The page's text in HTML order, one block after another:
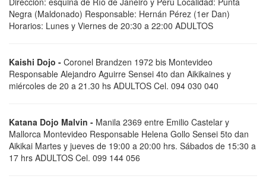
Negra (Maldonado) Responsable: Hernán Pérez (1er Dan)
Horarios: Lunes y Viernes de 20:30 a 22:00 ADULTOS
Kaishi Dojo - Coronel Brandzen 1972 bis Montevideo
Responsable Alejandro Aguirre Sensei 4to dan Aikikaines y
miércoles de 20 a 21.30 hs ADULTOS Cel. 094 030 040
Katana Dojo Malvin - Manila 2369 entre Emilio Castelar y
Mallorca Montevideo Responsable Helena Gollo Sensei 5to dan
Aikikai Martes y jueves de 19:00 a 20:00 hrs. Sábados de 15:30 a
17 hrs ADULTOS Cel. 099 144 056